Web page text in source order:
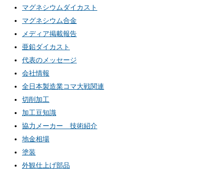
マグネシウムダイカスト
マグネシウム合金
メディア掲載報告
亜鉛ダイカスト
代表のメッセージ
会社情報
全日本製造業コマ大戦関連
切削加工
加工豆知識
協力メーカー 技術紹介
地金相場
塗装
外観仕上げ部品